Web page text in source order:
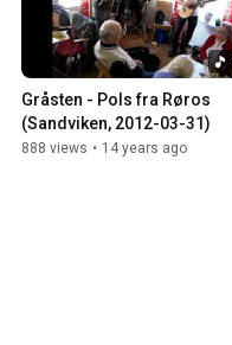
Gråsten - Pols fra Røros
(Sandviken, 2012-03-31)
888 views • 14 years ago